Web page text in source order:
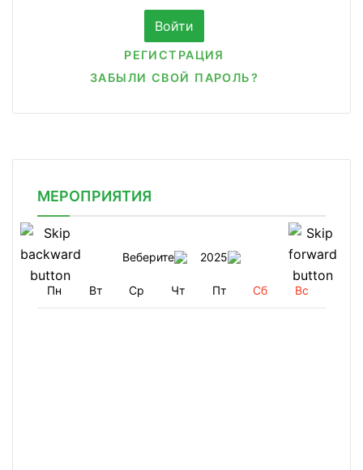
РЕГИСТРАЦИЯ
ЗАБЫЛИ СВОЙ ПАРОЛЬ?
МЕРОПРИЯТИЯ
Веберите 2025
Пн Вт Ср Чт Пт Сб Вс